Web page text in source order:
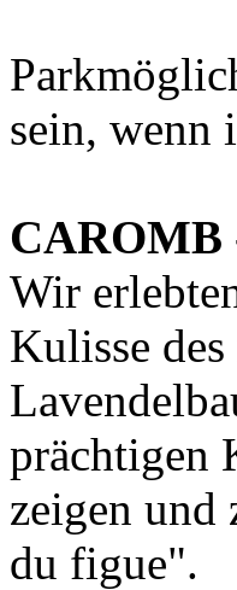
sein, wenn
CAROMB
Wir
Kulisse
prächtigen
zeigen und
du figue".